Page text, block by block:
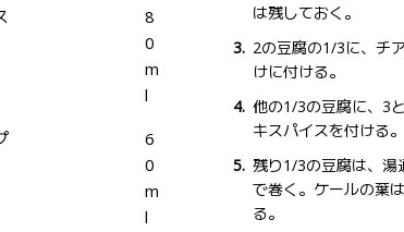
8
0
m
l
6
0
m
l
は残しておく。
2の豆腐の1/3に、チ
けに付ける。
他の1/3の豆腐に、3
キスパイスを付ける。
残り1/3の豆腐は、湯
で巻く。ケールの葉
る。